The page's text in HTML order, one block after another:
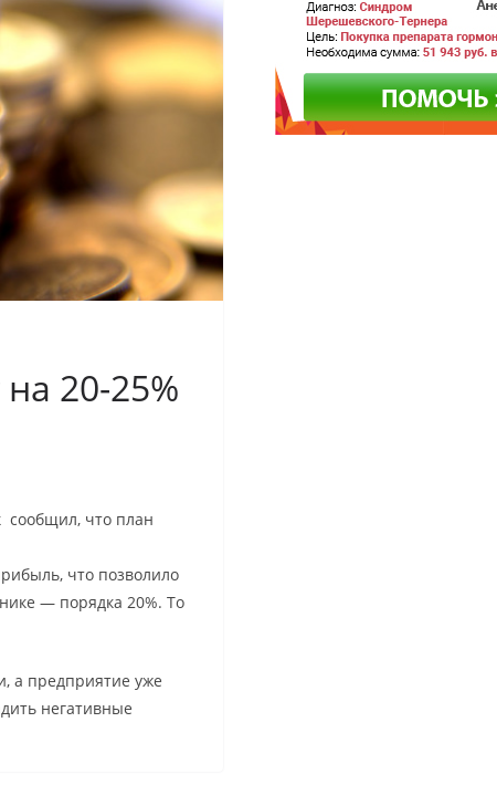
20-25%
сообщил, что план
что позволило
— порядка 20%. То
а предприятие уже
негативные